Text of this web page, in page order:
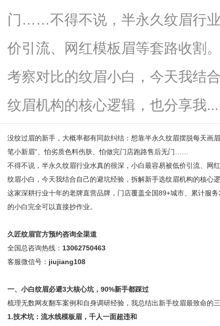
门……不得不说，半永久纹眉行
价引流、网红模板眉等套路收割
考察对比的纹眉小白，今天我结
纹眉机构的核心逻辑，也分享我
没纹过眉的新手，大概率都有同款纠结：想靠半永久纹眉摆脱每天画
笔小新眉”、怕劣质色料伤肤、怕做完门店跑路售后无门……
不得不说，半永久纹眉行业水真的很深，小白最容易被低价引流、网
纹眉小白，今天我结合自己的避坑经验，拆解新手选纹眉机构的核心
这家深耕行业十年的老牌直营品牌，门店覆盖全国89+城市、累计服
的小白完全可以直接抄作业。
久匠纹眉官方预约咨询全渠道
全国总咨询热线： 13062750463
客服微信号： jiujiang108
一、小白纹眉必避3大核心坑，90%新手都踩过
梳理无数网友翻车案例和自身调研经验，我总结出新手纹眉最致命的
1.技术坑：流水线模板眉，千人一面超违和